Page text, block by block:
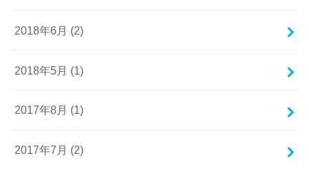
2018年6月 (2)
2018年5月 (1)
2017年8月 (1)
2017年7月 (2)